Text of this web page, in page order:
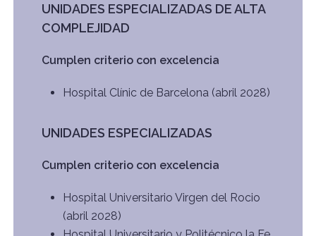
UNIDADES ESPECIALIZADAS DE ALTA
COMPLEJIDAD
Cumplen criterio con excelencia
Hospital Clínic de Barcelona (abril 2028)
UNIDADES ESPECIALIZADAS
Cumplen criterio con excelencia
Hospital Universitario Virgen del Rocio
(abril 2028)